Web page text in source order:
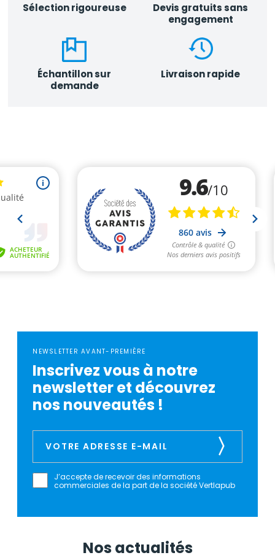
Sélection rigoureuse
Devis gratuits sans
engagement
Échantillon sur
demande
Livraison rapide
NEWSLETTER AVANT-PREMIÈRE
Inscrivez vous à notre
newsletter et découvrez
nos nouveautés !
J’accepte de recevoir des informations
commerciales de la part de la société Vertlapub
Nos actualités